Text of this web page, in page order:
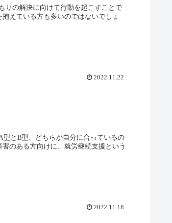
りの解決に向けて行動を起こすことで
えている方も多いのではないでしょ
2022.11.22
型とB型、どちらが自分に合っているの
のある方向けに、就労継続支援という
2022.11.18